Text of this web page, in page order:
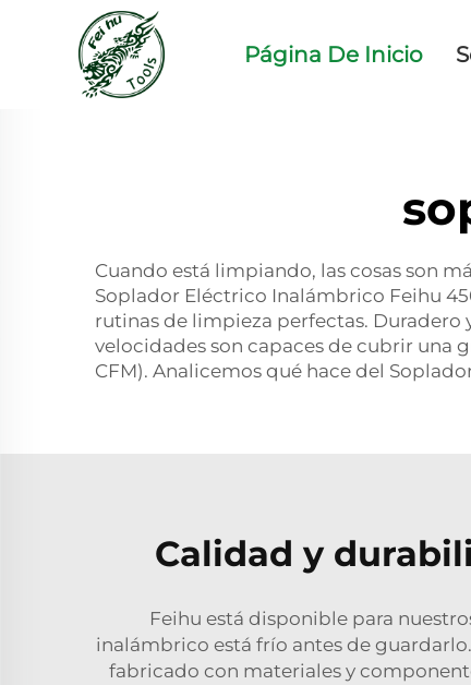
Página De Inicio
Cuando está limpiando, las cosas son
Soplador Eléctrico Inalámbrico Feihu
rutinas de limpieza perfectas. Duradero
velocidades son capaces de cubrir una
CFM). Analicemos qué hace del
Calidad y
Feihu está disponible para
inalámbrico está frío antes de
fabricado con materiales y